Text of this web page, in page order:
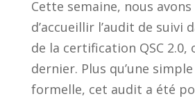
Cette semaine, nous
d’accueillir l’audit de suivi
de la certification QSC 2.0,
dernier. Plus qu’une
formelle, cet audit a été